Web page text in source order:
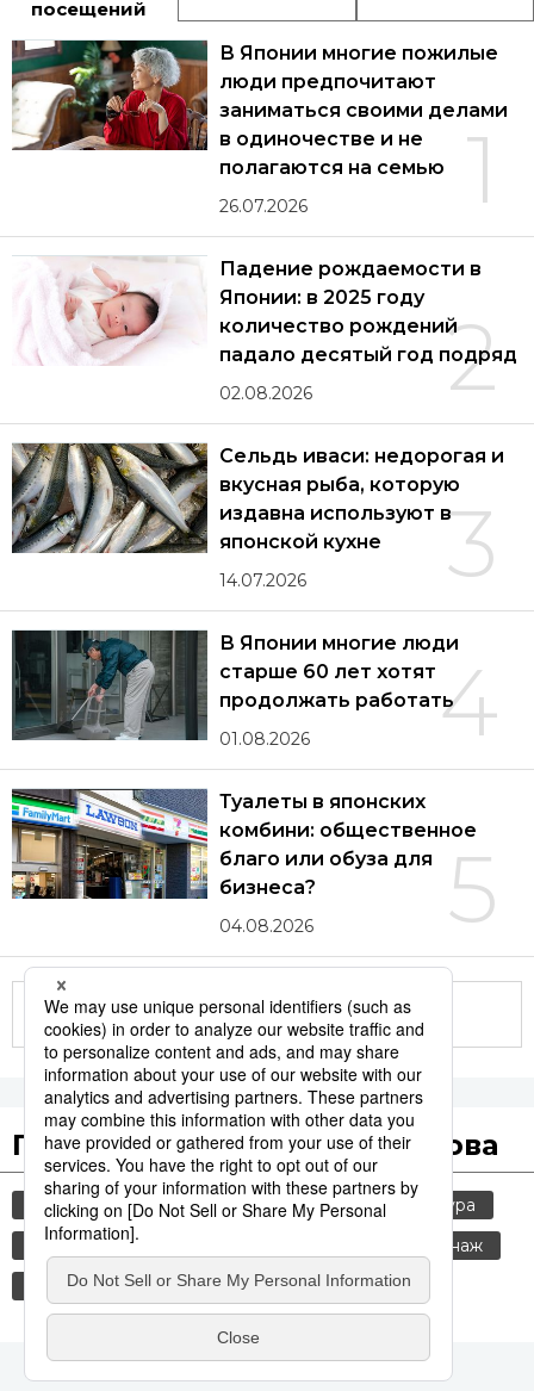
посещений
1
В Японии многие пожилые
люди предпочитают
заниматься своими делами
в одиночестве и не
полагаются на семью
26.07.2026
2
Падение рождаемости в
Японии: в 2025 году
количество рождений
падало десятый год подряд
02.08.2026
3
Сельдь иваси: недорогая и
вкусная рыба, которую
издавна используют в
японской кухне
14.07.2026
4
В Японии многие люди
старше 60 лет хотят
продолжать работать
01.08.2026
5
Туалеты в японских
комбини: общественное
благо или обуза для
бизнеса?
04.08.2026
Другие статьи по теме
Популярные поисковые слова
общество jiji press политика
культура
история
шпионаж
синкансэн
транспорт